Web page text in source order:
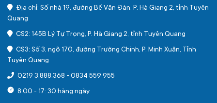
Địa chỉ: Số nhà 19, đường Bế Văn Đàn, P. Hà Giang 2, tỉnh Tuyên
Quang
CS2: 145B Lý Tự Trọng, P. Hà Giang 2, tỉnh Tuyên Quang
CS3: Số 3, ngõ 170, đường Trường Chinh, P. Minh Xuân, Tỉnh
Tuyên Quang
0219 3.888.368 - 0834 559 955
8:00 - 17: 30 hàng ngày